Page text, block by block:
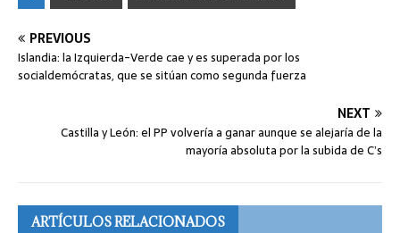
PREVIOUS
Islandia: la Izquierda-Verde cae y es superada por los
socialdemócratas, que se sitúan como segunda fuerza
NEXT
Castilla y León: el PP volvería a ganar aunque se alejaría de la
mayoría absoluta por la subida de C’s
ARTÍCULOS RELACIONADOS